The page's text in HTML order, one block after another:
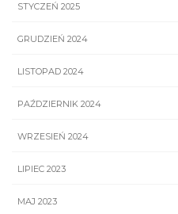
STYCZEŃ 2025
GRUDZIEŃ 2024
LISTOPAD 2024
PAŹDZIERNIK 2024
WRZESIEŃ 2024
LIPIEC 2023
MAJ 2023